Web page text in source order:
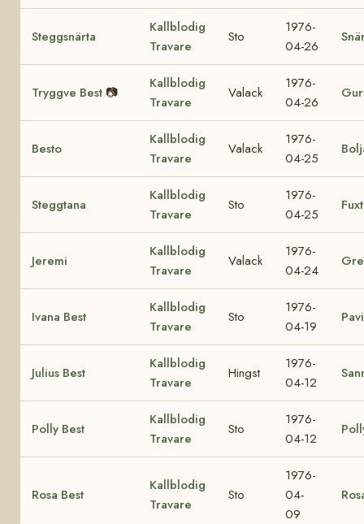
Steggsnärta
Kallblodig
Travare
Sto
1976-
04-26
Tryggve Best 📷
Kallblodig
Travare
Valack
1976-
04-26
Besto
Kallblodig
Travare
Valack
1976-
04-25
Steggtana
Kallblodig
Travare
Sto
1976-
04-25
Jeremi
Kallblodig
Travare
Valack
1976-
04-24
Ivana Best
Kallblodig
Travare
Sto
1976-
04-19
Julius Best
Kallblodig
Travare
Hingst
1976-
04-12
Polly Best
Kallblodig
Travare
Sto
1976-
04-12
Rosa Best
Kallblodig
Travare
Sto
1976-
04-
09